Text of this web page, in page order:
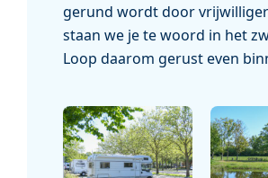
gerund wordt door
staan we je te woord in het
Loop daarom gerust even